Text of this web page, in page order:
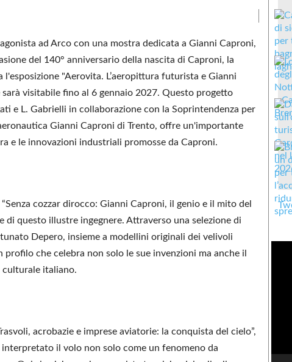
ad Arco con una mostra dedicata a Gianni Caproni,
del 140° anniversario della nascita di Caproni, la
"Aerovita. L’aeropittura futurista e Gianni
visitabile fino al 6 gennaio 2027. Questo progetto
e L. Gabrielli in collaborazione con la Soprintendenza per
Gianni Caproni di Trento, offre un'importante
e le innovazioni industriali promosse da Caproni.
cozzar dirocco: Gianni Caproni, il genio e il mito del
di questo illustre ingegnere. Attraverso una selezione di
Depero, insieme a modellini originali dei velivoli
che celebra non solo le sue invenzioni ma anche il
culturale italiano.
acrobazie e imprese aviatorie: la conquista del cielo”,
il volo non solo come un fenomeno da